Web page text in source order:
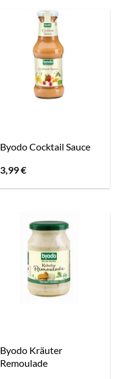
Byodo Cocktail Sauce
3,99€
Byodo Kräuter
Remoulade